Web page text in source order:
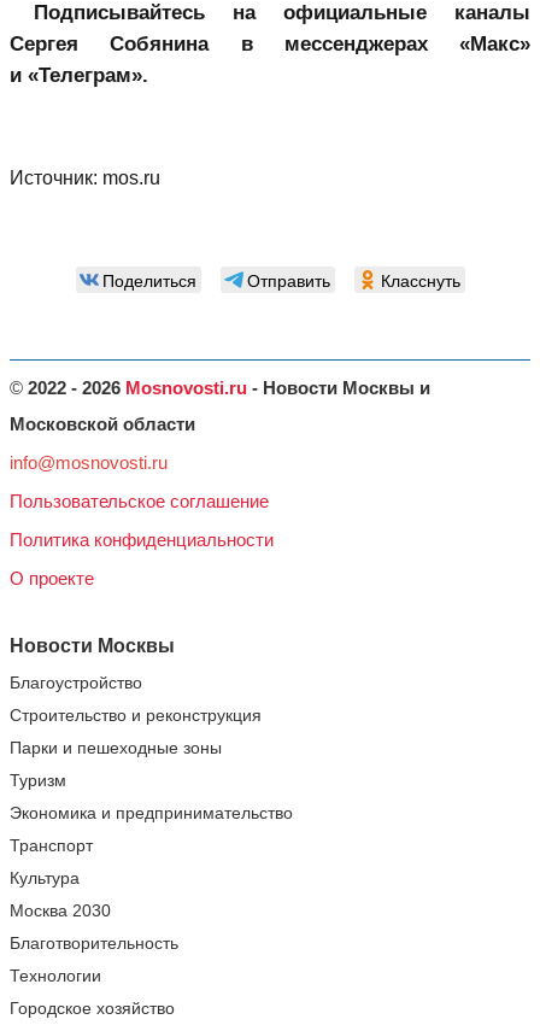
Подписывайтесь на официальные каналы
Сергея Собянина в мессенджерах «Макс»
и «Телеграм».
Источник: mos.ru
Поделиться Отправить Класснуть
© 2022 - 2026 Mosnovosti.ru - Новости Москвы и
Московской области
info@mosnovosti.ru
Пользовательское соглашение
Политика конфиденциальности
О проекте
Новости Москвы
Благоустройство
Строительство и реконструкция
Парки и пешеходные зоны
Туризм
Экономика и предпринимательство
Транспорт
Культура
Москва 2030
Благотворительность
Технологии
Городское хозяйство